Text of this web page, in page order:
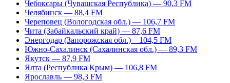
Чебоксары (Чувашская Республика) — 90,3 FM
Челябинск — 88,4 FM
Череповец (Вологодская обл.) — 106,7 FM
Чита (Забайкальский край) — 87,6 FM
Энергодар (Запорожская обл.) – 104,5 FM
Южно-Сахалинск (Сахалинская обл.) — 89,3 FM
Якутск — 87,9 FM
Ялта (Республика Крым) — 106,8 FM
Ярославль — 98,3 FM